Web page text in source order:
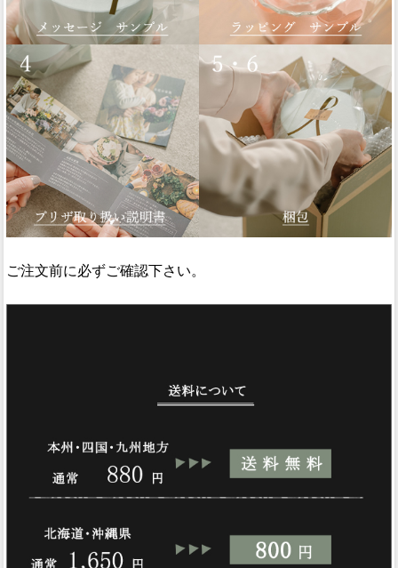
ご注文前に必ずご確認下さい。